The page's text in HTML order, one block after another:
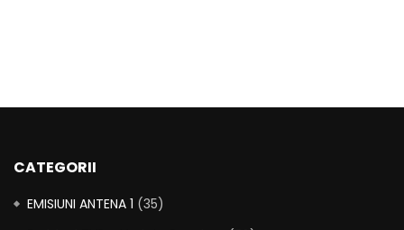
CATEGORII
EMISIUNI ANTENA 1 (35)